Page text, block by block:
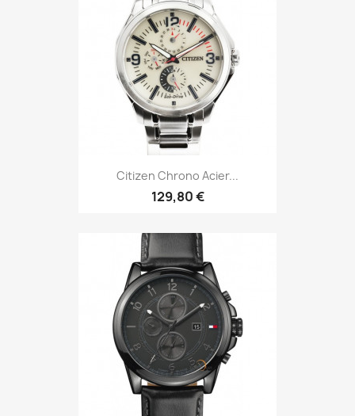
Citizen Chrono Acier...
129,80 €